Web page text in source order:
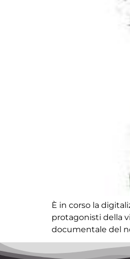
È in corso la
protagonisti della
documentale del